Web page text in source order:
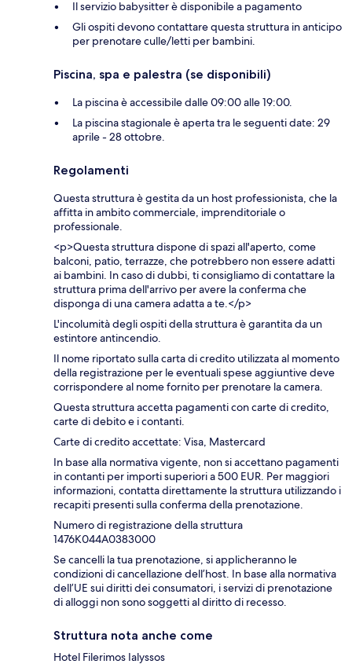
Il servizio babysitter è disponibile a pagamento
Gli ospiti devono contattare questa struttura in anticipo
per prenotare culle/letti per bambini.
Piscina, spa e palestra (se disponibili)
La piscina è accessibile dalle 09:00 alle 19:00.
La piscina stagionale è aperta tra le seguenti date: 29
aprile - 28 ottobre.
Regolamenti
Questa struttura è gestita da un host professionista, che la
affitta in ambito commerciale, imprenditoriale o
professionale.
<p>Questa struttura dispone di spazi all'aperto, come
balconi, patio, terrazze, che potrebbero non essere adatti
ai bambini. In caso di dubbi, ti consigliamo di contattare la
struttura prima dell'arrivo per avere la conferma che
disponga di una camera adatta a te.</p>
L'incolumità degli ospiti della struttura è garantita da un
estintore antincendio.
Il nome riportato sulla carta di credito utilizzata al momento
della registrazione per le eventuali spese aggiuntive deve
corrispondere al nome fornito per prenotare la camera.
Questa struttura accetta pagamenti con carte di credito,
carte di debito e i contanti.
Carte di credito accettate: Visa, Mastercard
In base alla normativa vigente, non si accettano pagamenti
in contanti per importi superiori a 500 EUR. Per maggiori
informazioni, contatta direttamente la struttura utilizzando i
recapiti presenti sulla conferma della prenotazione.
Numero di registrazione della struttura
1476K044A0383000
Se cancelli la tua prenotazione, si applicheranno le
condizioni di cancellazione dell’host. In base alla normativa
dell’UE sui diritti dei consumatori, i servizi di prenotazione
di alloggi non sono soggetti al diritto di recesso.
Struttura nota anche come
Hotel Filerimos Ialyssos